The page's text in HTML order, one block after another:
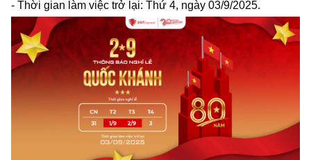
- Thời gian làm việc trở lại: Thứ 4, ngày 03/9/2025.